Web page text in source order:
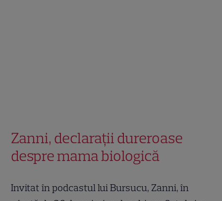
Zanni, declarații dureroase
despre mama biologică
Invitat în podcastul lui Bursucu, Zanni, în